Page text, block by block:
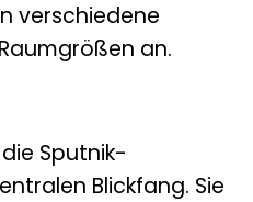
verschiedene
an.
Sputnik-
Blickfang. Sie